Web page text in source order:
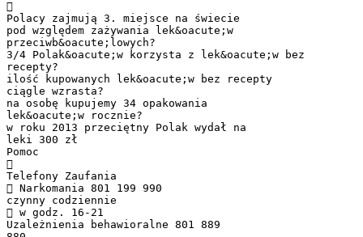

Polacy zajmują 3. miejsce na świecie
pod względem zażywania lek&oacute;w
przeciwb&oacute;lowych?
3/4 Polak&oacute;w korzysta z lek&oacute;w bez
recepty?
ilość kupowanych lek&oacute;w bez recepty
ciągle wzrasta?
na osobę kupujemy 34 opakowania
lek&oacute;w rocznie?
w roku 2013 przeciętny Polak wydał na
leki 300 zł
Pomoc

Telefony Zaufania
 Narkomania 801 199 990
czynny codziennie
 w godz. 16-21
Uzależnienia behawioralne 801 889